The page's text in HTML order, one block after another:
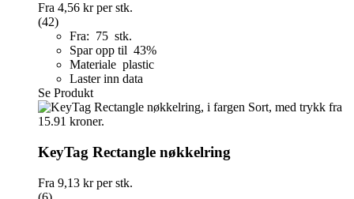
Fra 4,56 krper stk.
(42)
Fra: 75 stk.
Spar opp til 43%
Materiale plastic
Laster inn data
Se Produkt
KeyTag Rectangle nøkkelring
Fra 9,13 krper stk.